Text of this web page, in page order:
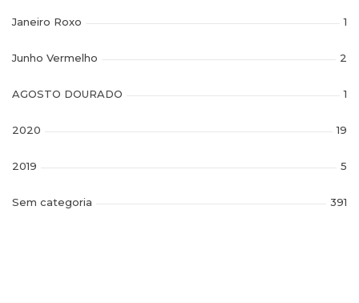
Janeiro Roxo 1
Junho Vermelho 2
AGOSTO DOURADO 1
2020 19
2019 5
Sem categoria 391